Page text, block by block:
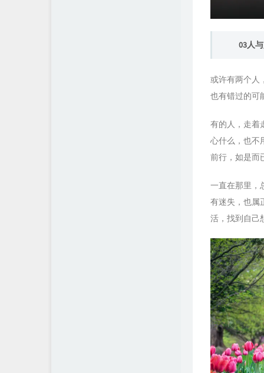
03人
或许有两个人
也有错过的可
有的人，走着
心什么，也不
前行，如是而
一直在那里，
有迷失，也属
活，找到自己